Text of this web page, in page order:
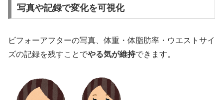
写真や記録で変化を可視化
ビフォーアフターの写真、体重・体脂肪率・ウエストサイ
ズの記録を残すことでやる気が維持できます。